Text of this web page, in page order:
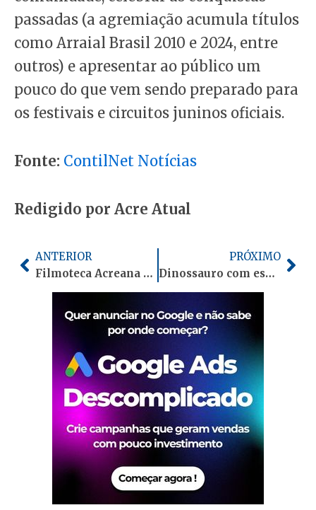
passadas (a agremiação acumula títulos
como Arraial Brasil 2010 e 2024, entre
outros) e apresentar ao público um
pouco do que vem sendo preparado para
os festivais e circuitos juninos oficiais.
Fonte: ContilNet Notícias
Redigido por Acre Atual
Anterior
ANTERIOR
Filmoteca Acreana recebe exibição do curta “Minha Pele Preta em Terra Verde” com bate-papo sobre cinema negro na Amazônia
PRÓXIMO
Dinossauro com espinhos ocos nunca antes visto é descoberto na China; entenda